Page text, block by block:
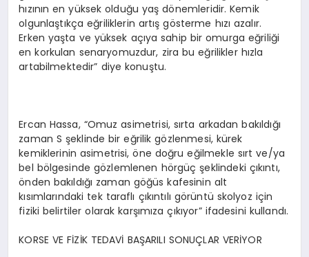
hızının en yüksek olduğu yaş dönemleridir. Kemik
olgunlaştıkça eğriliklerin artış gösterme hızı azalır.
Erken yaşta ve yüksek açıya sahip bir omurga eğriliği
en korkulan senaryomuzdur, zira bu eğrilikler hızla
artabilmektedir” diye konuştu.
Ercan Hassa, “Omuz asimetrisi, sırta arkadan bakıldığı
zaman S şeklinde bir eğrilik gözlenmesi, kürek
kemiklerinin asimetrisi, öne doğru eğilmekle sırt ve/ya
bel bölgesinde gözlemlenen hörgüç şeklindeki çıkıntı,
önden bakıldığı zaman göğüs kafesinin alt
kısımlarındaki tek taraflı çıkıntılı görüntü skolyoz için
fiziki belirtiler olarak karşımıza çıkıyor” ifadesini kullandı.
KORSE VE FİZİK TEDAVİ BAŞARILI SONUÇLAR VERİYOR